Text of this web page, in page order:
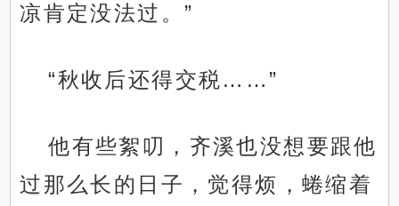
凉肯定没法过。”
“秋收后还得交税……”
他有些絮叨，齐溪也没想要跟他
过那么长的日子，觉得烦，蜷缩着